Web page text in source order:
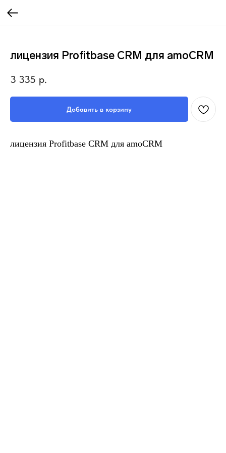
лицензия Profitbase CRM для amoCRM
3 335 р.
Добавить в корзину
лицензия Profitbase CRM для amoCRM